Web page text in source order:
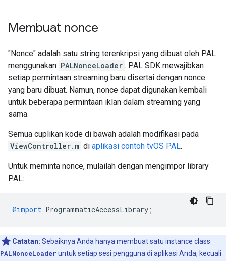
Membuat nonce
"Nonce" adalah satu string terenkripsi yang dibuat oleh PAL
menggunakan PALNonceLoader . PAL SDK mewajibkan
setiap permintaan streaming baru disertai dengan nonce
yang baru dibuat. Namun, nonce dapat digunakan kembali
untuk beberapa permintaan iklan dalam streaming yang
sama.
Semua cuplikan kode di bawah adalah modifikasi pada
ViewController.m di aplikasi contoh tvOS PAL.
Untuk meminta nonce, mulailah dengan mengimpor library
PAL:
@import ProgrammaticAccessLibrary ;
Catatan: Sebaiknya Anda hanya membuat satu instance class
PALNonceLoader untuk setiap sesi pengguna di aplikasi Anda, kecuali